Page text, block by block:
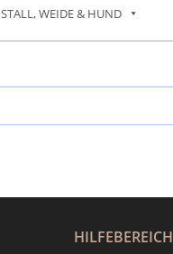
STALL, WEIDE & HUND
HILFEBEREICH